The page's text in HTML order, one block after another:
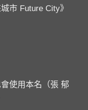
市 Future City》
使用本名（張 郁